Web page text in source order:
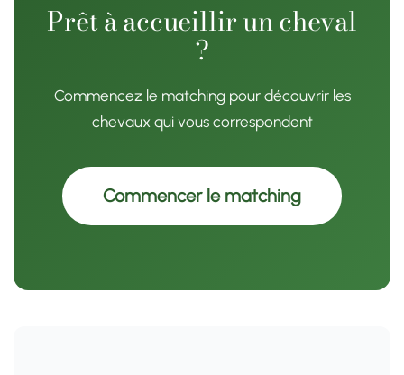
Prêt à accueillir un cheval
?
Commencez le matching pour découvrir les
chevaux qui vous correspondent
Commencer le matching